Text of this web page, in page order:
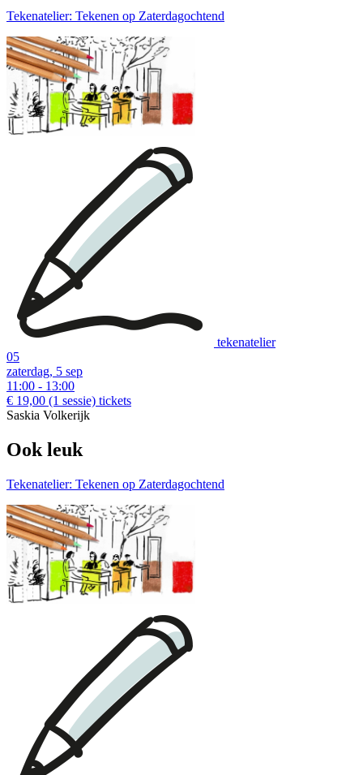
Tekenatelier: Tekenen op Zaterdagochtend
tekenatelier
05
zaterdag, 5 sep
11:00 - 13:00
€ 19,00 (1 sessie) tickets
Saskia Volkerijk
Ook leuk
Tekenatelier: Tekenen op Zaterdagochtend